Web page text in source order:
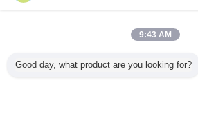
9:43 AM
Good day, what product are you looking for?